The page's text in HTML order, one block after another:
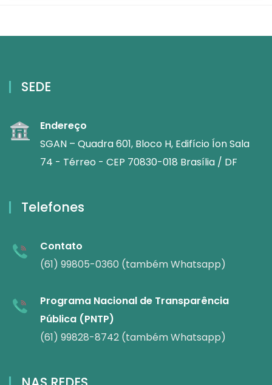
SEDE
Endereço
SGAN – Quadra 601, Bloco H, Edifício Íon Sala
74 - Térreo - CEP 70830-018 Brasília / DF
Telefones
Contato
(61) 99805-0360 (também Whatsapp)
Programa Nacional de Transparência
Pública (PNTP)
(61) 99828-8742 (também Whatsapp)